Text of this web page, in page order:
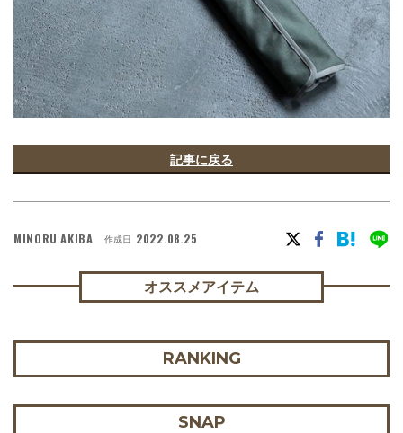
記事に戻る
MINORU AKIBA 作成日 2022.08.25
オススメアイテム
RANKING
SNAP